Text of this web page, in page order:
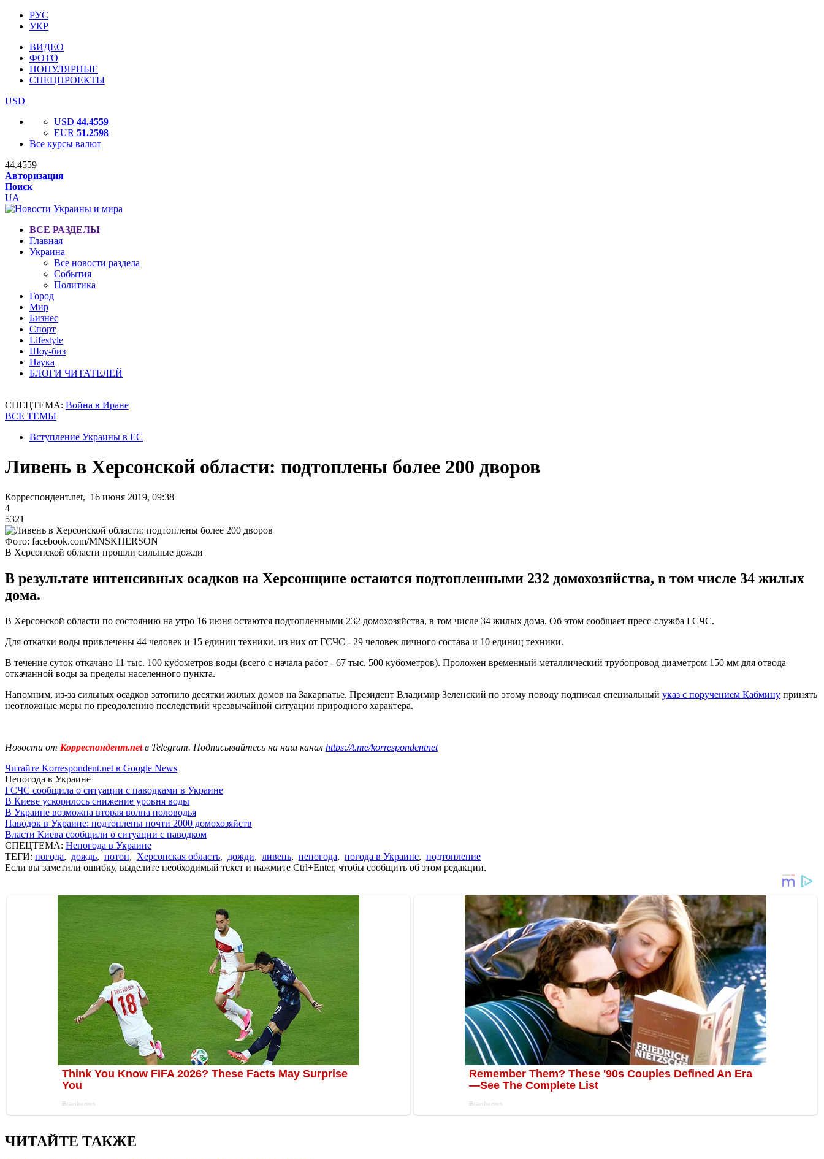
РУС
УКР
ВИДЕО
ФОТО
ПОПУЛЯРНЫЕ
СПЕЦПРОЕКТЫ
USD
USD 44.4559
EUR 51.2598
Все курсы валют
44.4559
Авторизация
Поиск
UA
ВСЕ РАЗДЕЛЫ
Главная
Украина
Все новости раздела
События
Политика
Город
Мир
Бизнес
Спорт
Lifestyle
Шоу-биз
Наука
БЛОГИ ЧИТАТЕЛЕЙ
СПЕЦТЕМА: Война в Иране
ВСЕ ТЕМЫ
Вступление Украины в ЕС
Ливень в Херсонской области: подтоплены более 200 дворов
Корреспондент.net, 16 июня 2019, 09:38
4
5321
Фото: facebook.com/MNSKHERSON
В Херсонской области прошли сильные дожди
В результате интенсивных осадков на Херсонщине остаются подтопленными 232 домохозяйства, в том числе 34 жилых
дома.
В Херсонской области по состоянию на утро 16 июня остаются подтопленными 232 домохозяйства, в том числе 34 жилых дома. Об этом сообщает пресс-служба ГСЧС.
Для откачки воды привлечены 44 человек и 15 единиц техники, из них от ГСЧС - 29 человек личного состава и 10 единиц техники.
В течение суток откачано 11 тыс. 100 кубометров воды (всего с начала работ - 67 тыс. 500 кубометров). Проложен временный металлический трубопровод диаметром 150 мм для отвода
откачанной воды за пределы населенного пункта.
Напомним, из-за сильных осадков затопило десятки жилых домов на Закарпатье. Президент Владимир Зеленский по этому поводу подписал специальный указ с поручением Кабмину принять
неотложные меры по преодолению последствий чрезвычайной ситуации природного характера.
Новости от Корреспондент.netв Telegram. Подписывайтесь на наш канал https://t.me/korrespondentnet
Читайте Korrespondent.net в Google News
Непогода в Украине
ГСЧС сообщила о ситуации с паводками в Украине
В Киеве ускорилось снижение уровня воды
В Украине возможна вторая волна половодья
Паводок в Украине: подтоплены почти 2000 домохозяйств
Власти Киева сообщили о ситуации с паводком
СПЕЦТЕМА: Непогода в Украине
ТЕГИ: погода, дождь, потоп, Херсонская область, дожди, ливень, непогода, погода в Украине, подтопление
Если вы заметили ошибку, выделите необходимый текст и нажмите Ctrl+Enter, чтобы сообщить об этом редакции.
ЧИТАЙТЕ ТАКЖЕ